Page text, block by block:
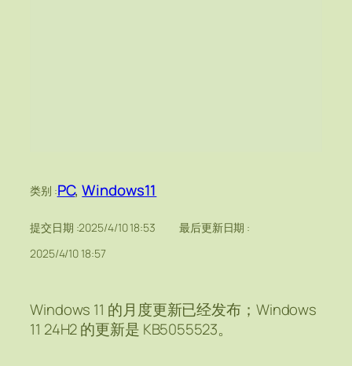
类别 :PC, Windows11
提交日期 :2025/4/10 18:53
最后更新日期 :
2025/4/10 18:57
Windows 11 的月度更新已经发布；Windows
11 24H2 的更新是 KB5055523。